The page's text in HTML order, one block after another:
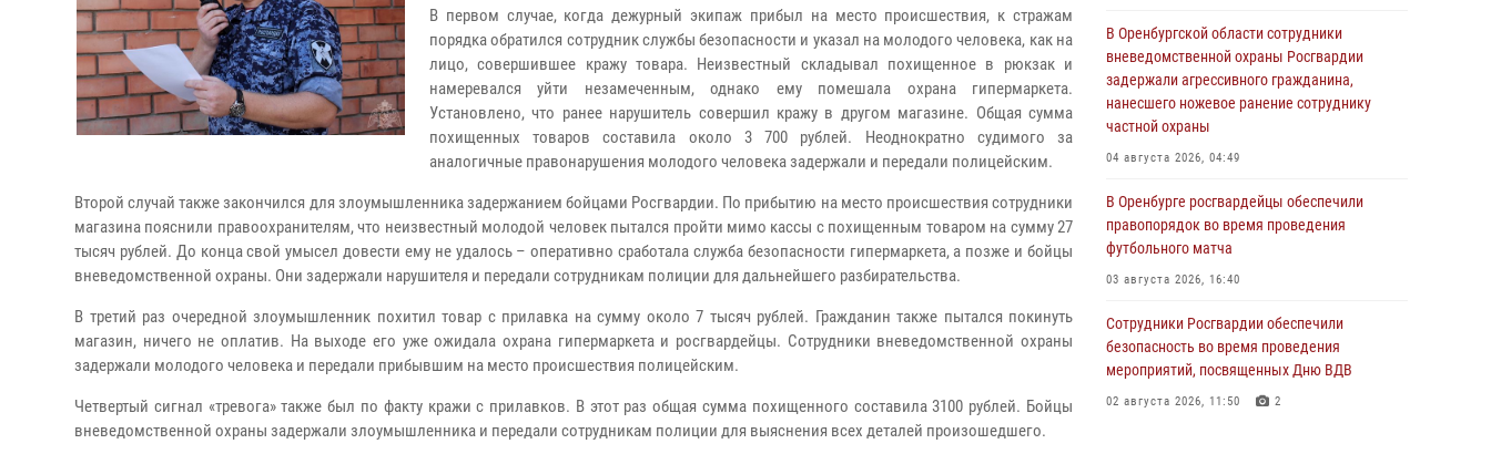
В первом случае, когда дежурный экипаж прибыл на место происшествия, к стражам
порядка обратился сотрудник службы безопасности и указал на молодого человека, как на
лицо, совершившее кражу товара. Неизвестный складывал похищенное в рюкзак и
намеревался уйти незамеченным, однако ему помешала охрана гипермаркета.
Установлено, что ранее нарушитель совершил кражу в другом магазине. Общая сумма
похищенных товаров составила около 3 700 рублей. Неоднократно судимого за
аналогичные правонарушения молодого человека задержали и передали полицейским.
Второй случай также закончился для злоумышленника задержанием бойцами Росгвардии. По прибытию на место происшествия сотрудники
магазина пояснили правоохранителям, что неизвестный молодой человек пытался пройти мимо кассы с похищенным товаром на сумму 27
тысяч рублей. До конца свой умысел довести ему не удалось – оперативно сработала служба безопасности гипермаркета, а позже и бойцы
вневедомственной охраны. Они задержали нарушителя и передали сотрудникам полиции для дальнейшего разбирательства.
В третий раз очередной злоумышленник похитил товар с прилавка на сумму около 7 тысяч рублей. Гражданин также пытался покинуть
магазин, ничего не оплатив. На выходе его уже ожидала охрана гипермаркета и росгвардейцы. Сотрудники вневедомственной охраны
задержали молодого человека и передали прибывшим на место происшествия полицейским.
Четвертый сигнал «тревога» также был по факту кражи с прилавков. В этот раз общая сумма похищенного составила 3100 рублей. Бойцы
вневедомственной охраны задержали злоумышленника и передали сотрудникам полиции для выяснения всех деталей произошедшего.
В Оренбургской области сотрудники
вневедомственной охраны Росгвардии
задержали агрессивного гражданина,
нанесшего ножевое ранение сотруднику
частной охраны
04 августа 2026, 04:49
В Оренбурге росгвардейцы обеспечили
правопорядок во время проведения
футбольного матча
03 августа 2026, 16:40
Сотрудники Росгвардии обеспечили
безопасность во время проведения
мероприятий, посвященных Дню ВДВ
02 августа 2026, 11:50 2